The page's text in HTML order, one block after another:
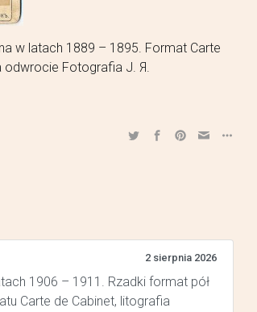
w latach 1889 – 1895. Format Carte
odwrocie Fotografia J. Я.
2 sierpnia 2026
1906 – 1911. Rzadki format pół
Carte de Cabinet, litografia